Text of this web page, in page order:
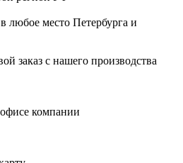
любое место Петербурга и
заказ с нашего производства
компании